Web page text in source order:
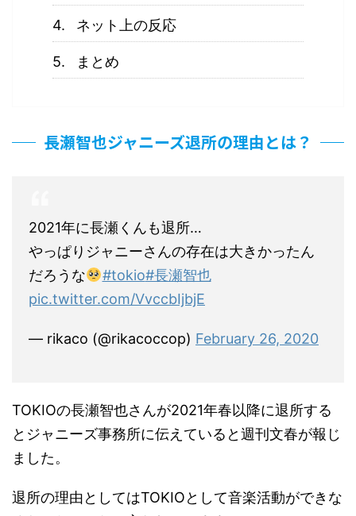
ネット上の反応
まとめ
長瀬智也ジャニーズ退所の理由とは？
2021年に長瀬くんも退所…
やっぱりジャニーさんの存在は大きかったん
だろうな
#tokio#長瀬智也
pic.twitter.com/VvccbIjbjE
— rikaco (@rikacoccop) February 26, 2020
TOKIOの長瀬智也さんが2021年春以降に退所する
とジャニーズ事務所に伝えていると週刊文春が報じ
ました。
退所の理由としてはTOKIOとして音楽活動ができな